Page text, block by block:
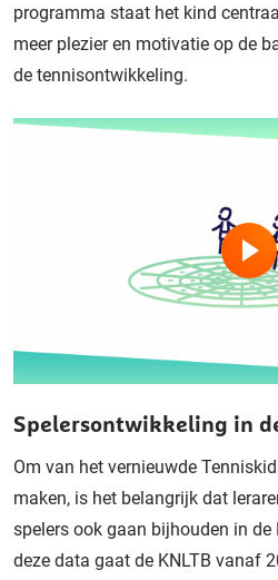
programma staat het kind
meer plezier en motivatie op de
de tennisontwikkeling.
Spelersontwikkeling in
Om van het vernieuwde
maken, is het belangrijk dat
spelers ook gaan bijhouden in de
deze data gaat de KNLTB vanaf